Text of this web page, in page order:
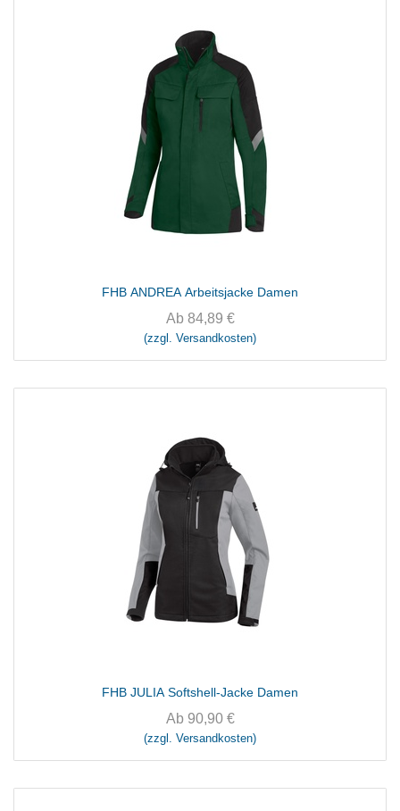
FHB ANDREA Arbeitsjacke Damen
Ab 84,89 €
(zzgl. Versandkosten)
FHB JULIA Softshell-Jacke Damen
Ab 90,90€
(zzgl. Versandkosten)